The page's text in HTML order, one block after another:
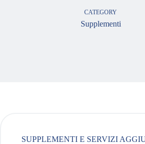
CATEGORY
Supplementi
SUPPLEMENTI E SERVIZI